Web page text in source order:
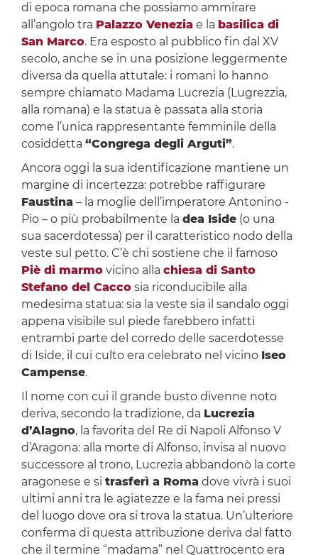
di epoca romana che possiamo ammirare
all’angolo tra Palazzo Veneziae la basilica di
San Marco. Era esposto al pubblico fin dal XV
secolo, anche se in una posizione leggermente
diversa da quella attutale: i romani lo hanno
sempre chiamato Madama Lucrezia (Lugrezzia,
alla romana) e la statua è passata alla storia
come l’unica rappresentante femminile della
cosiddetta “Congrega degli Arguti”.
Ancora oggi la sua identificazione mantiene un
margine di incertezza: potrebbe raffigurare
Faustina – la moglie dell’imperatore Antonino ­
Pio – o più probabilmente la dea Iside(o una
sua sacerdotessa) per il caratteristico nodo della
veste sul petto. C’è chi sostiene che il famoso
Piè di marmovicino alla chiesa di Santo
Stefano del Caccosia riconducibile alla
medesima statua: sia la veste sia il sandalo oggi
appena visibile sul piede farebbero infatti
entrambi parte del corredo delle sacerdotesse
di Iside, il cui culto era celebrato nel vicino Iseo
Campense.
Il nome con cui il grande busto divenne noto
deriva, secondo la tradizione, da Lucrezia
d’Alagno, la favorita del Re di Napoli Alfonso V
d’Aragona: alla morte di Alfonso, invisa al nuovo
successore al trono, Lucrezia abbandonò la corte
aragonese e si trasferì a Roma dove vivrà i suoi
ultimi anni tra le agiatezze e la fama nei pressi
del luogo dove ora si trova la statua. Un’ulteriore
conferma di questa attribuzione deriva dal fatto
che il termine “madama” nel Quattrocento era